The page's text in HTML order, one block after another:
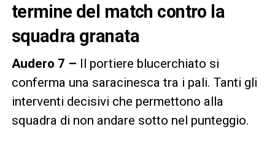
termine del match contro la
squadra granata
Audero 7 – Il portiere blucerchiato si
conferma una saracinesca tra i pali. Tanti gli
interventi decisivi che permettono alla
squadra di non andare sotto nel punteggio.